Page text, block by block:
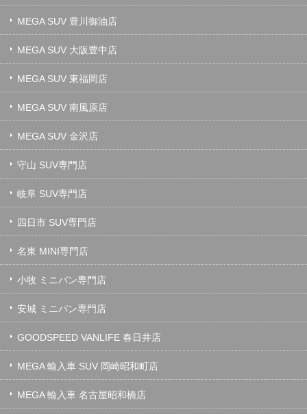
MEGA SUV 豊川御油店
MEGA SUV 大阪豊中店
MEGA SUV 東福岡店
MEGA SUV 南風原店
MEGA SUV 金沢店
守山 SUV専門店
岐阜 SUV専門店
四日市 SUV専門店
名東 MINI専門店
小牧 ミニバン専門店
安城 ミニバン専門店
GOODSPEED VANLIFE 春日井店
MEGA 輸入車 SUV 岡崎昭和町店
MEGA 輸入車 名古屋昭和橋店